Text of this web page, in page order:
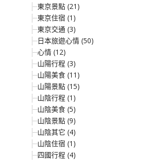
東京景點 (21)
東京住宿 (1)
東京交通 (3)
日本旅遊心情 (50)
心情 (12)
山陽行程 (3)
山陽美食 (11)
山陽景點 (15)
山陰行程 (1)
山陰美食 (5)
山陰景點 (9)
山陰其它 (4)
山陰住宿 (1)
四國行程 (4)